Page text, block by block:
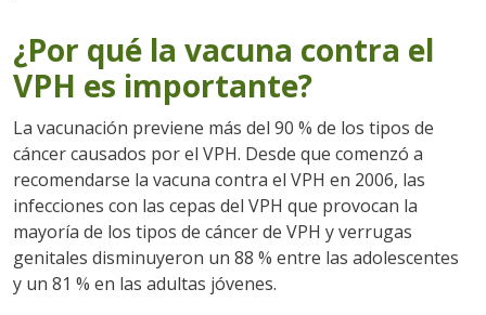
¿Por qué la vacuna contra el
VPH es importante?
La vacunación previene más del 90 % de los tipos de
cáncer causados por el VPH. Desde que comenzó a
recomendarse la vacuna contra el VPH en 2006, las
infecciones con las cepas del VPH que provocan la
mayoría de los tipos de cáncer de VPH y verrugas
genitales disminuyeron un 88 % entre las adolescentes
y un 81 % en las adultas jóvenes.